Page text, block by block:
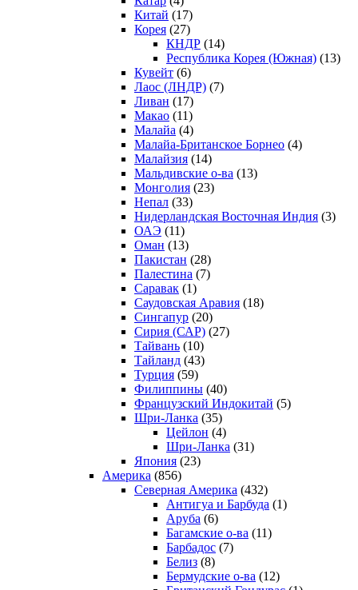
Китай (17)
Корея (27)
КНДР (14)
Республика Корея (Южная) (13)
Кувейт (6)
Лаос (ЛНДР) (7)
Ливан (17)
Макао (11)
Малайа (4)
Малайа-Британское Борнео (4)
Малайзия (14)
Мальдивские о-ва (13)
Монголия (23)
Непал (33)
Нидерландская Восточная Индия (3)
ОАЭ (11)
Оман (13)
Пакистан (28)
Палестина (7)
Саравак (1)
Саудовская Аравия (18)
Сингапур (20)
Сирия (САР) (27)
Тайвань (10)
Тайланд (43)
Турция (59)
Филиппины (40)
Французский Индокитай (5)
Шри-Ланка (35)
Цейлон (4)
Шри-Ланка (31)
Япония (23)
Америка (856)
Северная Америка (432)
Антигуа и Барбуда (1)
Аруба (6)
Багамские о-ва (11)
Барбадос (7)
Белиз (8)
Бермудские о-ва (12)